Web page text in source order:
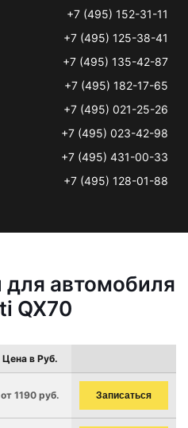
+7 (495) 152-31-11
+7 (495) 125-38-41
+7 (495) 135-42-87
+7 (495) 182-17-65
+7 (495) 021-25-26
+7 (495) 023-42-98
+7 (495) 431-00-33
+7 (495) 128-01-88
автомобиля
QX70
Цена в Руб.
от 1190 руб. Записаться